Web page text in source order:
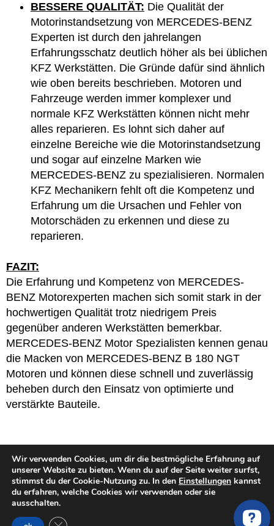
BESSERE QUALITÄT: Die Qualität der
Motorinstandsetzung von MERCEDES-BENZ
Experten ist durch den jahrelangen
Erfahrungsschatz deutlich höher als bei üblichen
KFZ Werkstätten. Die Gründe dafür sind ähnlich
wie oben bereits beschrieben. Motoren und
Fahrzeuge werden immer komplexer und
normale KFZ Werkstätten können nicht mehr
alles reparieren. Es lohnt sich daher auf
einzelne Bereiche wie die Motorinstandsetzung
und sogar auf einzelne Marken wie
MERCEDES-BENZ zu spezialisieren. Normalen
KFZ Mechanikern fehlt oft die Kompetenz und
Erfahrung um die Ursachen und Fehler von
Motorschäden zu erkennen und diese zu
reparieren.
FAZIT:
Die Erfahrung und Kompetenz von MERCEDES-
BENZ Motorexperten machen sich somit stark in der
hochwertigen Qualität trotz niedrigem Preis
gegenüber anderen Werkstätten bemerkbar.
MERCEDES-BENZ Motor Spezialisten kennen genau
die Macken von MERCEDES-BENZ B 180 NGT
Motoren und können diese schnell und zuverlässig
beheben durch den Einsatz von optimierte und
verstärkte Bauteile.
PREISE VERGLEICHEN für deine
Motorinstandsetzung
Wir verwenden Cookies, um dir die bestmögliche Erfahrung auf
unserer Website zu bieten. Wenn du auf der Seite weiter surfst,
stimmst du der Cookie-Nutzung zu. In den Einstellungen kannst
du erfahren, welche Cookies wir verwenden oder sie
ausschalten.
GDPR Cookie-Banner schließen